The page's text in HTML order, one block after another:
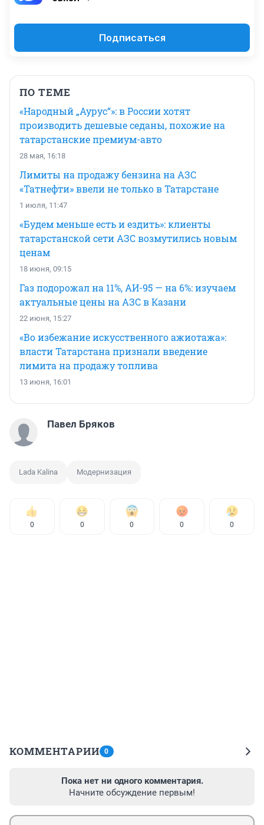
Подписаться
ПО ТЕМЕ
«Народный „Аурус“»: в России хотят
производить дешевые седаны, похожие на
татарстанские премиум-авто
28 мая, 16:18
Лимиты на продажу бензина на АЗС
«Татнефти» ввели не только в Татарстане
1 июля, 11:47
«Будем меньше есть и ездить»: клиенты
татарстанской сети АЗС возмутились новым
ценам
18 июня, 09:15
Газ подорожал на 11%, АИ-95 — на 6%: изучаем
актуальные цены на АЗС в Казани
22 июня, 15:27
«Во избежание искусственного ажиотажа»:
власти Татарстана признали введение
лимита на продажу топлива
13 июня, 16:01
Павел Бряков
Lada Kalina Модернизация
0 0 0 0 0
КОММЕНТАРИИ 0
Пока нет ни одного комментария.
Начните обсуждение первым!